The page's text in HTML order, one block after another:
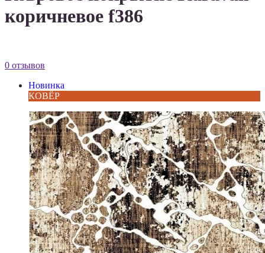
коричневое f386
0 отзывов
Новинка
КОВЁР